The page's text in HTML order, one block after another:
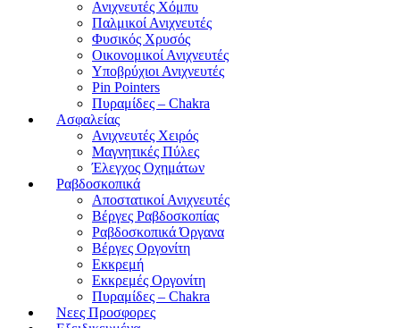
Ανιχνευτές Χόμπυ
Παλμικοί Ανιχνευτές
Φυσικός Χρυσός
Οικονομικοί Ανιχνευτές
Υποβρύχιοι Ανιχνευτές
Pin Pointers
Πυραμίδες – Chakra
Ασφαλείας
Ανιχνευτές Χειρός
Μαγνητικές Πύλες
Έλεγχος Οχημάτων
Ραβδοσκοπικά
Αποστατικοί Ανιχνευτές
Βέργες Ραβδοσκοπίας
Ραβδοσκοπικά Όργανα
Βέργες Οργονίτη
Εκκρεμή
Εκκρεμές Οργονίτη
Πυραμίδες – Chakra
Νεες Προσφορες